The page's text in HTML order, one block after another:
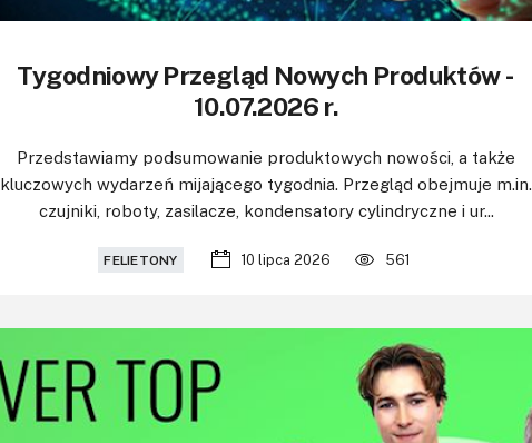
Tygodniowy Przegląd Nowych Produktów -
10.07.2026 r.
Przedstawiamy podsumowanie produktowych nowości, a także
kluczowych wydarzeń mijającego tygodnia. Przegląd obejmuje m.in.
czujniki, roboty, zasilacze, kondensatory cylindryczne i ur...
FELIETONY 10 lipca 2026 561